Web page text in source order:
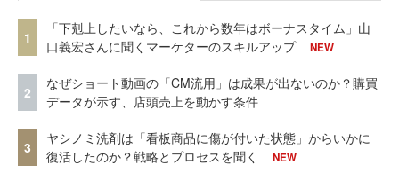
1
「下剋上したいなら、これから数年はボーナスタイム」山
口義宏さんに聞くマーケターのスキルアップ
NEW
2
なぜショート動画の「CM流用」は成果が出ないのか？購買
データが示す、店頭売上を動かす条件
3
ヤシノミ洗剤は「看板商品に傷が付いた状態」からいかに
復活したのか？戦略とプロセスを聞く
NEW